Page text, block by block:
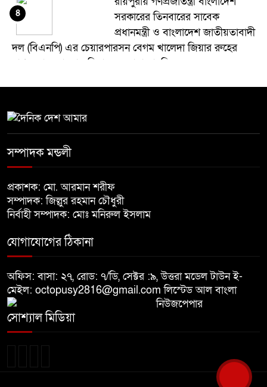
সরকারের তিনবারের সাবেক
প্রধানমন্ত্রী ও বাংলাদেশ জাতীয়তাবাদী
দল (বিএনপি) এর চেয়ারপারসন বেগম খালেদা জিয়ার রুহের
মাগফেরাত কামনায় মিলাদ ও দোয়া মাহফিল
৪
৬
বিজয় দিবসের আগের রাতে বীর
মুক্তিযোদ্ধার কবরের ওপর আগুন
৭
অনিশ্চিত
মুক্তিযুদ্ধবিরোধীদের ষড়যন্ত্র মানুষ
৯
বিজয় দিবসে দীঘিনালায় জামায়াতে
সম্পাদক মন্ডলী
প্রকাশক: মো. আরমান শরীফ
সম্পাদক: জিল্লুর রহমান চৌধুরী
নির্বাহী সম্পাদক: মোঃ মনিরুল ইসলাম
যোগাযোগের ঠিকানা
অফিস: বাসা: ২৭, রোড: ৭/ডি, সেক্টর :৯, উত্তরা মডেল টাউন ই-
মেইল: octopusy2816@gmail.comলিস্টেড আল বাংলা
নিউজপেপার
সোশ্যাল মিডিয়া